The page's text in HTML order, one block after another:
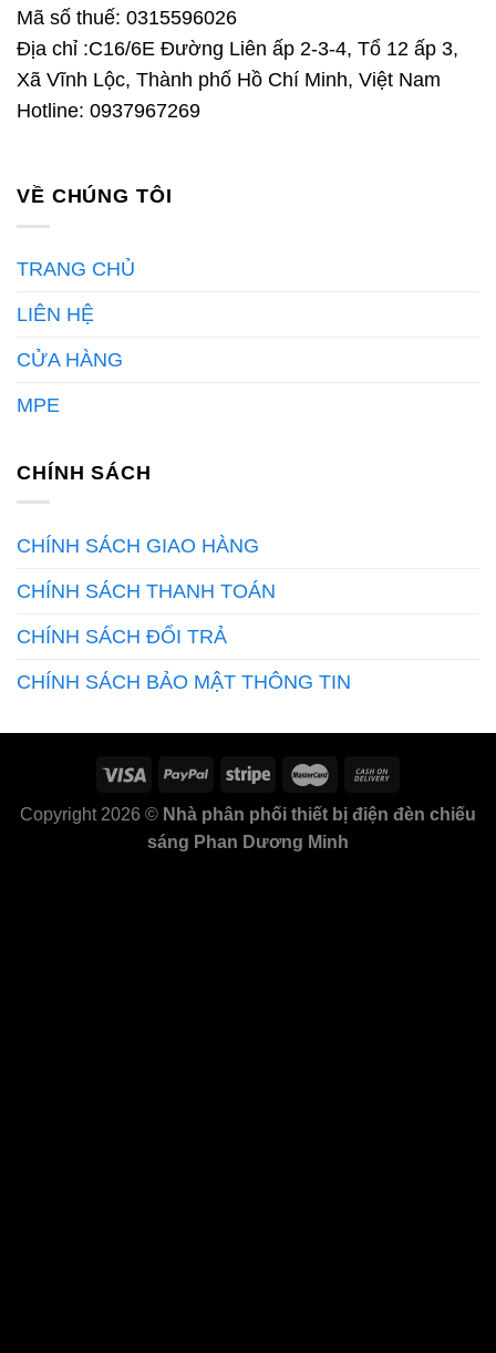
Mã số thuế: 0315596026
Địa chỉ :C16/6E Đường Liên ấp 2-3-4, Tổ 12 ấp 3,
Xã Vĩnh Lộc, Thành phố Hồ Chí Minh, Việt Nam
Hotline: 0937967269
VỀ CHÚNG TÔI
TRANG CHỦ
LIÊN HỆ
CỬA HÀNG
MPE
CHÍNH SÁCH
CHÍNH SÁCH GIAO HÀNG
CHÍNH SÁCH THANH TOÁN
CHÍNH SÁCH ĐỔI TRẢ
CHÍNH SÁCH BẢO MẬT THÔNG TIN
Copyright 2026 © Nhà phân phối thiết bị điện đèn chiếu
sáng Phan Dương Minh